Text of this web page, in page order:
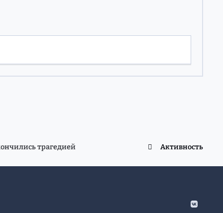
трагедией Активность